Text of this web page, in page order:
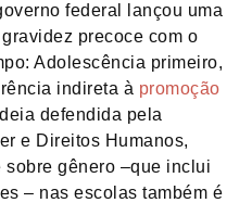
federal lançou uma
precoce com o
Adolescência primeiro,
indireta à promoção
defendida pela
e Direitos Humanos,
sobre gênero –que inclui
– nas escolas também é